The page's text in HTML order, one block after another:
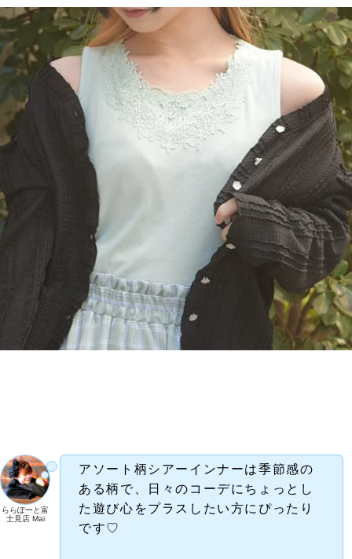
ららぽーと富
士見店 Mai
アソート柄シアーインナーは季節感の
ある柄で、日々のコーデにちょっとし
た遊び心をプラスしたい方にぴったり
です♡